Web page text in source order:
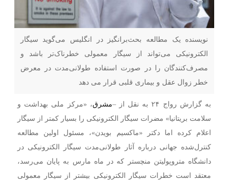
نویسنده یک مطالعه‌ بحث‌برانگیز در انگلیس می‌گوید سیگار
الکترونیکی می‌تواند از سیگار معمولی خطرناک‌تر باشد و
مصرف‌کنندگان را در صورت استفاده طولانی‌مدت در معرض
خطر زوال عقل و بیماری قلبی قرار می دهد
به گزارش رواج ۲۴ به نقل از – مشرق،‌ «مرکز ملی بهداشت و
سلامت بریتانیا» مضرات سیگار الکترونیکی را بسیار کمتر از سیگار
اعلام کرده اما دکتر «ماکسیم بویدن»، مسئول اولین مطالعه
کنترل‌شده جهانی درباره آثار طولانی‌مدت سیگار الکترونیکی در
دانشگاه متروپولیتن منچستر که در ماه مارس به پایان می‌رسد،
معتقد است خطرات سیگار الکترونیکی بیشتر از سیگار معمولی